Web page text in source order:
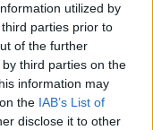
utilized by
parties prior to
of the further
third parties on the
information may
the IAB’s List of
disclose it to other
w Japonii?
3,7 miliona
aut. Obcych
nie